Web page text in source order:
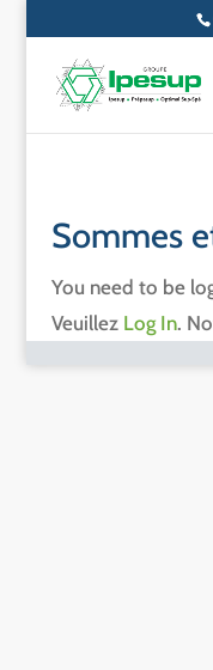
Sommes
You need to be
Veuillez Log In.